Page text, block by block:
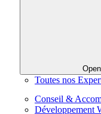
Toutes nos
Conseil &
Développement